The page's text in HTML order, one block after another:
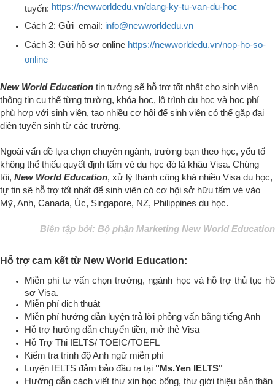
tuyến: https://newworldedu.vn/dang-ky-tu-van-du-hoc
Cách 2: Gửi email: info@newworldedu.vn
Cách 3: Gửi hồ sơ online https://newworldedu.vn/nop-ho-so-
online
New World Education tin tưởng sẽ hỗ trợ tốt nhất cho sinh viên
thông tin cụ thể từng trường, khóa học, lộ trình du học và học phí
phù hợp với sinh viên, tạo nhiều cơ hội để sinh viên có thể gặp đại
diện tuyển sinh từ các trường.
Ngoài vấn đề lựa chọn chuyên ngành, trường bạn theo học, yếu tố
không thể thiếu quyết định tấm vé du học đó là khâu Visa. Chúng
tôi, New World Education, xử lý thành công khá nhiều Visa du học,
tự tin sẽ hỗ trợ tốt nhất để sinh viên có cơ hội sở hữu tấm vé vào
Mỹ, Anh, Canada, Úc, Singapore, NZ, Philippines du học.
Biên tập bởi: Bộ phận Marketing New World Education
Hỗ trợ cam kết từ New World Education:
Miễn phí tư vấn chọn trường, ngành học và hỗ trợ thủ tục hồ
sơ Visa.
Miễn phí dịch thuật
Miễn phí hướng dẫn luyện trả lời phỏng vấn bằng tiếng Anh
Hỗ trợ hướng dẫn chuyển tiền, mở thẻ Visa
Hỗ Trợ Thi IELTS/ TOEIC/TOEFL
Kiểm tra trình độ Anh ngữ miễn phí
Luyện IELTS đảm bảo đầu ra tại "Ms.Yen IELTS"
Hướng dẫn cách viết thư xin học bổng, thư giới thiệu bản thân